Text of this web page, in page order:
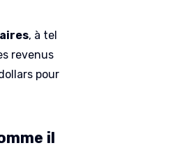
, à tel
revenus
pour
il